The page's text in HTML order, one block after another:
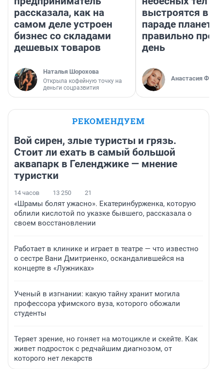
рассказала, как на
самом деле устроен
бизнес со складами
дешевых товаров
Наталья Шорохова
Открыла кофейную точку на
деньги соцразвития
выстроятся в
параде планет
правильно
день
Анастасия
РЕКОМЕНДУЕМ
Вой сирен, злые туристы и грязь.
Стоит ли ехать в самый большой
аквапарк в Геленджике — мнение
туристки
14 часов 13 250 21
«Шрамы болят ужасно». Екатеринбурженка, которую
облили кислотой по указке бывшего, рассказала о
своем восстановлении
Работает в клинике и играет в театре — что известно
о сестре Вани Дмитриенко, оскандалившейся на
концерте в «Лужниках»
Ученый в изгнании: какую тайну хранит могила
профессора уфимского вуза, которого обожали
студенты
Теряет зрение, но гоняет на мотоцикле и скейте. Как
живет подросток с редчайшим диагнозом, от
которого нет лекарств